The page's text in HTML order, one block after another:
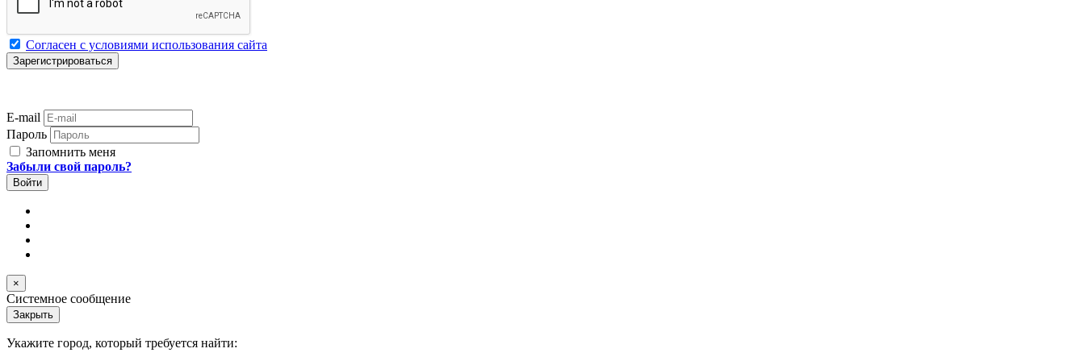
Согласен с условиями использования сайта
E-mail
Пароль
Запомнить меня
Забыли свой пароль?
×
Системное сообщение
Закрыть
Укажите город, который требуется найти: